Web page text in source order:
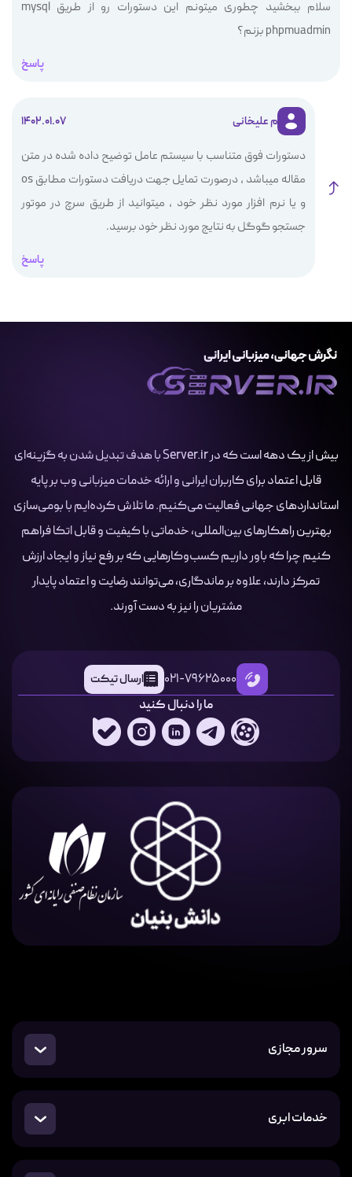
سلام ببخشید چطوری میتونم این دستورات رو از طریق mysql
phpmuadmin بزنم؟
پاسخ
م علیخانی 1402.01.07
دستورات فوق متناسب با سیستم عامل توضیح داده شده در متن
مقاله میباشد ، درصورت تمایل جهت دریافت دستورات مطابق os
و یا نرم افزار مورد نظر خود ، میتوانید از طریق سرچ در موتور
جستجو گوگل به نتایج مورد نظر خود برسید.
پاسخ
بیش از یک دهه است که در Server.ir با هدف تبدیل شدن به گزینه‌ای
قابل اعتماد برای کاربران ایرانی و ارائه خدمات میزبانی وب بر پایه
استانداردهای جهانی فعالیت می‌کنیم. ما تلاش کرده‌ایم با بومی‌سازی
بهترین راهکارهای بین‌المللی، خدماتی با کیفیت و قابل اتکا فراهم
کنیم چرا که باور داریم کسب‌وکارهایی که بر رفع نیاز و ایجاد ارزش
تمرکز دارند، علاوه بر ماندگاری، می‌توانند رضایت و اعتماد پایدار
مشتریان را نیز به دست آورند.
021-79625000 ارسال تیکت
ما را دنبال کنید
سرور مجازی
خدمات ابری